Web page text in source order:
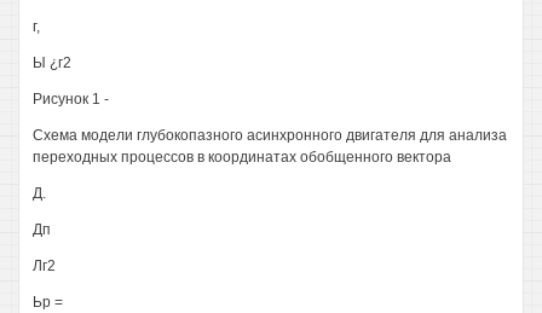
г,
Ы ¿г2
Рисунок 1 -
Схема модели глубокопазного асинхронного двигателя для анализа
переходных процессов в координатах обобщенного вектора
Д.
Дп
Лг2
Ьр =